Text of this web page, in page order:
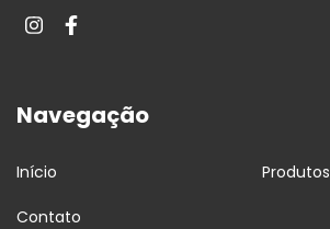
Navegação
Início Produtos
Contato